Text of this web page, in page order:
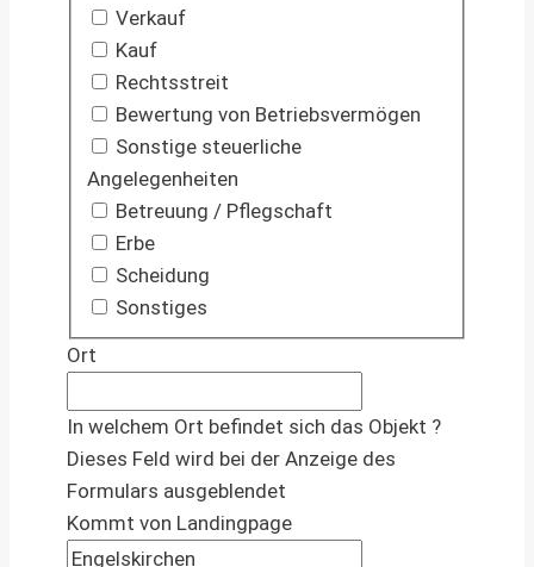
Verkauf
Kauf
Rechtsstreit
Bewertung von Betriebsvermögen
Sonstige steuerliche
Angelegenheiten
Betreuung / Pflegschaft
Erbe
Scheidung
Sonstiges
Ort
In welchem Ort befindet sich das Objekt ?
Dieses Feld wird bei der Anzeige des
Formulars ausgeblendet
Kommt von Landingpage